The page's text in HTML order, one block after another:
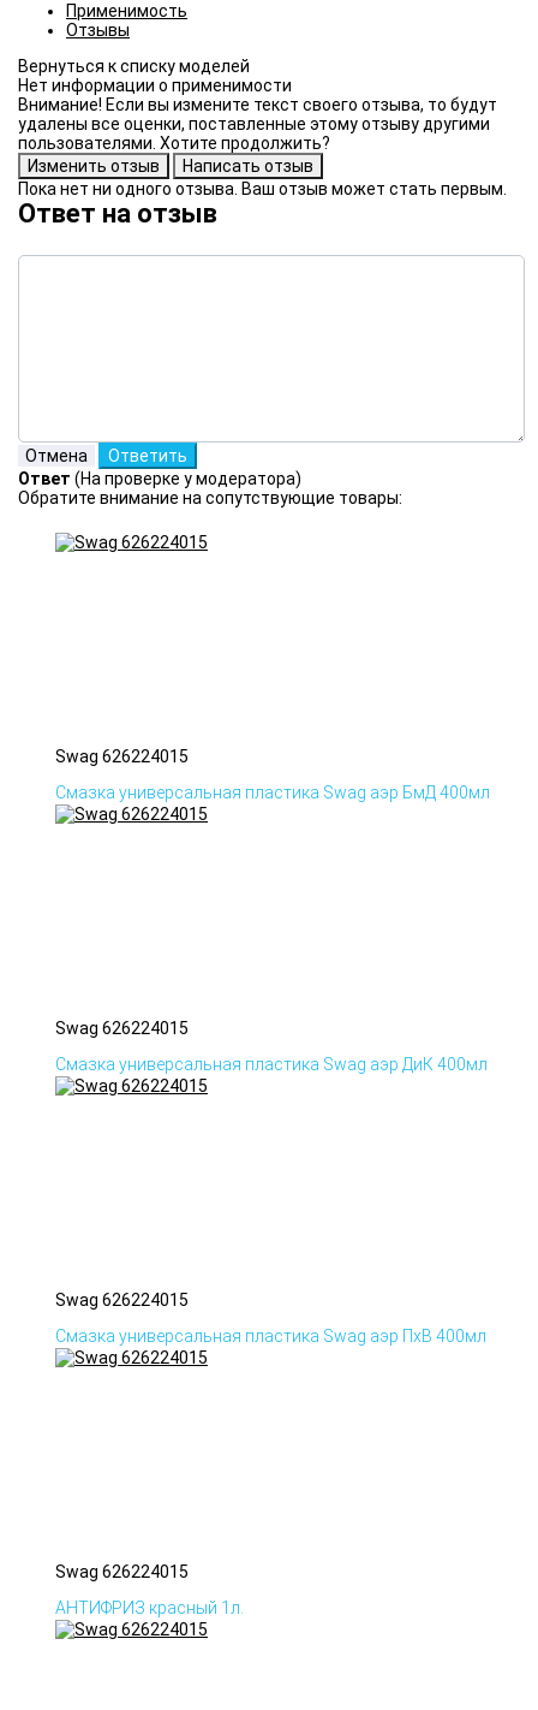
Применимость
Отзывы
Нет информации о применимости
Внимание! Если вы измените текст своего отзыва, то будут
удалены все оценки, поставленные этому отзыву другими
пользователями. Хотите продолжить?
Пока нет ни одного отзыва. Ваш отзыв может стать первым.
Ответ на отзыв
Ответ (На проверке у модератора)
Обратите внимание на сопутствующие товары:
Swag 626224015
Смазка универсальная пластика Swag аэр БмД 400мл
Swag 626224015
Смазка универсальная пластика Swag аэр ДиК 400мл
Swag 626224015
Смазка универсальная пластика Swag аэр ПхВ 400мл
Swag 626224015
АНТИФРИЗ красный 1л.